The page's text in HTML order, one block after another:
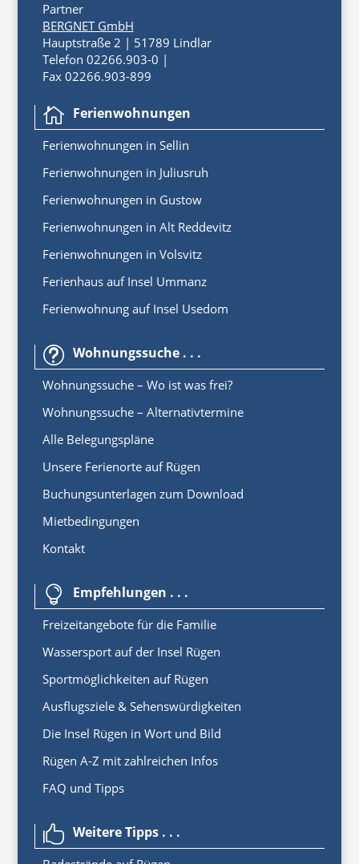
Partner
BERGNET GmbH
Hauptstraße 2 | 51789 Lindlar
Telefon 02266.903-0 |
Fax 02266.903-899
 Ferienwohnungen
Ferienwohnungen in Sellin
Ferienwohnungen in Juliusruh
Ferienwohnungen in Gustow
Ferienwohnungen in Alt Reddevitz
Ferienwohnungen in Volsvitz
Ferienhaus auf Insel Ummanz
Ferienwohnung auf Insel Usedom
t Wohnungssuche . . .
Wohnungssuche – Wo ist was frei?
Wohnungssuche – Alternativtermine
Alle Belegungspläne
Unsere Ferienorte auf Rügen
Buchungsunterlagen zum Download
Mietbedingungen
Kontakt
 Empfehlungen . . .
Freizeitangebote für die Familie
Wassersport auf der Insel Rügen
Sportmöglichkeiten auf Rügen
Ausflugsziele & Sehenswürdigkeiten
Die Insel Rügen in Wort und Bild
Rügen A-Z mit zahlreichen Infos
FAQ und Tipps
 Weitere Tipps . . .